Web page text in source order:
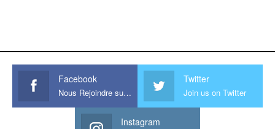
Facebook
Nous Rejoindre sur Facebook
Twitter
Join us on Twitter
Instagram